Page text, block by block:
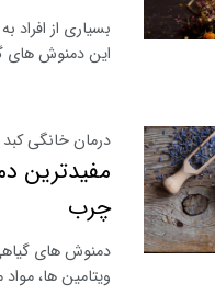
بسیاری از
این دمنوش های
درمان خانگی
مفیدترین
چرب
دمنوش ‌های
ویتامین ‌ها،